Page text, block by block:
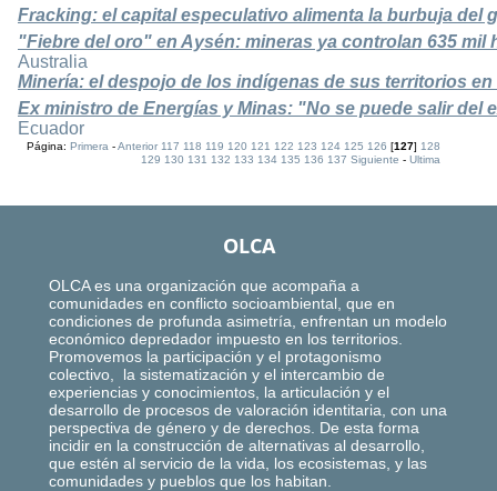
Fracking: el capital especulativo alimenta la burbuja del
"Fiebre del oro" en Aysén: mineras ya controlan 635 mil
Australia
Minería: el despojo de los indígenas de sus territorios en
Ex ministro de Energías y Minas: "No se puede salir del
Ecuador
Página:Primera -Anterior 117 118 119 120 121 122 123 124 125 126 [127]128
129 130 131 132 133 134 135 136 137 Siguiente -Ultima
OLCA
OLCA es una organización que acompaña a
comunidades en conflicto socioambiental, que en
condiciones de profunda asimetría, enfrentan un modelo
económico depredador impuesto en los territorios.
Promovemos la participación y el protagonismo
colectivo, la sistematización y el intercambio de
experiencias y conocimientos, la articulación y el
desarrollo de procesos de valoración identitaria, con una
perspectiva de género y de derechos. De esta forma
incidir en la construcción de alternativas al desarrollo,
que estén al servicio de la vida, los ecosistemas, y las
comunidades y pueblos que los habitan.